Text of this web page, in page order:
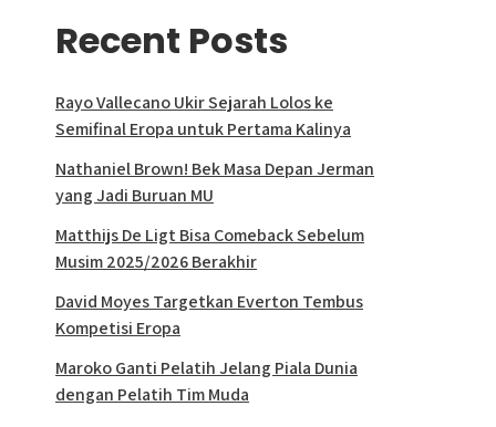
Recent Posts
Rayo Vallecano Ukir Sejarah Lolos ke
Semifinal Eropa untuk Pertama Kalinya
Nathaniel Brown! Bek Masa Depan Jerman
yang Jadi Buruan MU
Matthijs De Ligt Bisa Comeback Sebelum
Musim 2025/2026 Berakhir
David Moyes Targetkan Everton Tembus
Kompetisi Eropa
Maroko Ganti Pelatih Jelang Piala Dunia
dengan Pelatih Tim Muda